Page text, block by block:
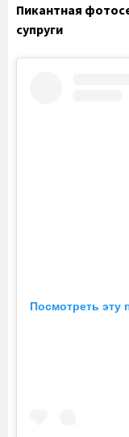
Пикантная
супруги
Посмотреть эту